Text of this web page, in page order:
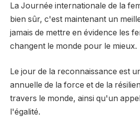
La Journée internationale de la
bien sûr, c'est maintenant un
jamais de mettre en évidence les
changent le monde pour le mieux.
Le jour de la reconnaissance est
annuelle de la force et de la
travers le monde, ainsi qu'un
l'égalité.